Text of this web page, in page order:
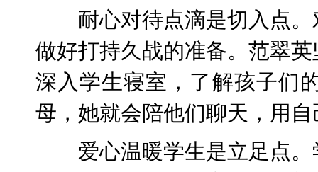
耐心对待点滴是切入点
做好打持久战的准备。范翠
深入学生寝室，了解孩子们
母，她就会陪他们聊天，用
爱心温暖学生是立足点